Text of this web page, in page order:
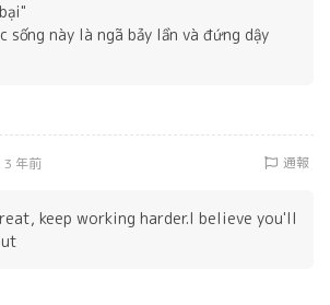
sống này là ngã bảy lần và đứng dậy
3 年前 通報
keep working harder.I believe you'll